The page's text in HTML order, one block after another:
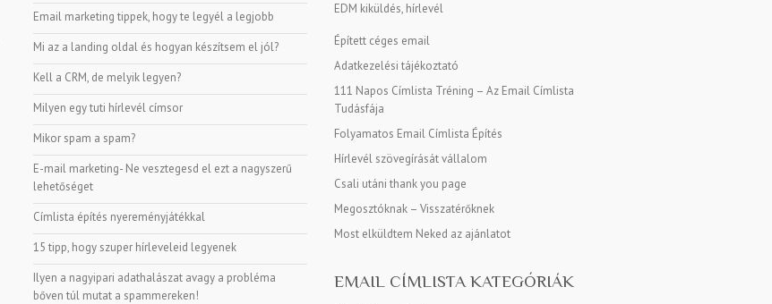
Email marketing tippek, hogy te legyél a legjobb
Mi az a landing oldal és hogyan készítsem el jól?
Kell a CRM, de melyik legyen?
Milyen egy tuti hírlevél címsor
Mikor spam a spam?
E-mail marketing- Ne vesztegesd el ezt a nagyszerű
lehetőséget
Címlista építés nyereményjátékkal
15 tipp, hogy szuper hírleveleid legyenek
Ilyen a nagyipari adathalászat avagy a probléma
bőven túl mutat a spammereken!
EDM kiküldés, hírlevél
Épített céges email
Adatkezelési tájékoztató
111 Napos Címlista Tréning – Az Email Címlista
Tudásfája
Folyamatos Email Címlista Építés
Hírlevél szövegírását vállalom
Csali utáni thank you page
Megosztóknak – Visszatérőknek
Most elküldtem Neked az ajánlatot
EMAIL CÍMLISTA KATEGÓRIÁK